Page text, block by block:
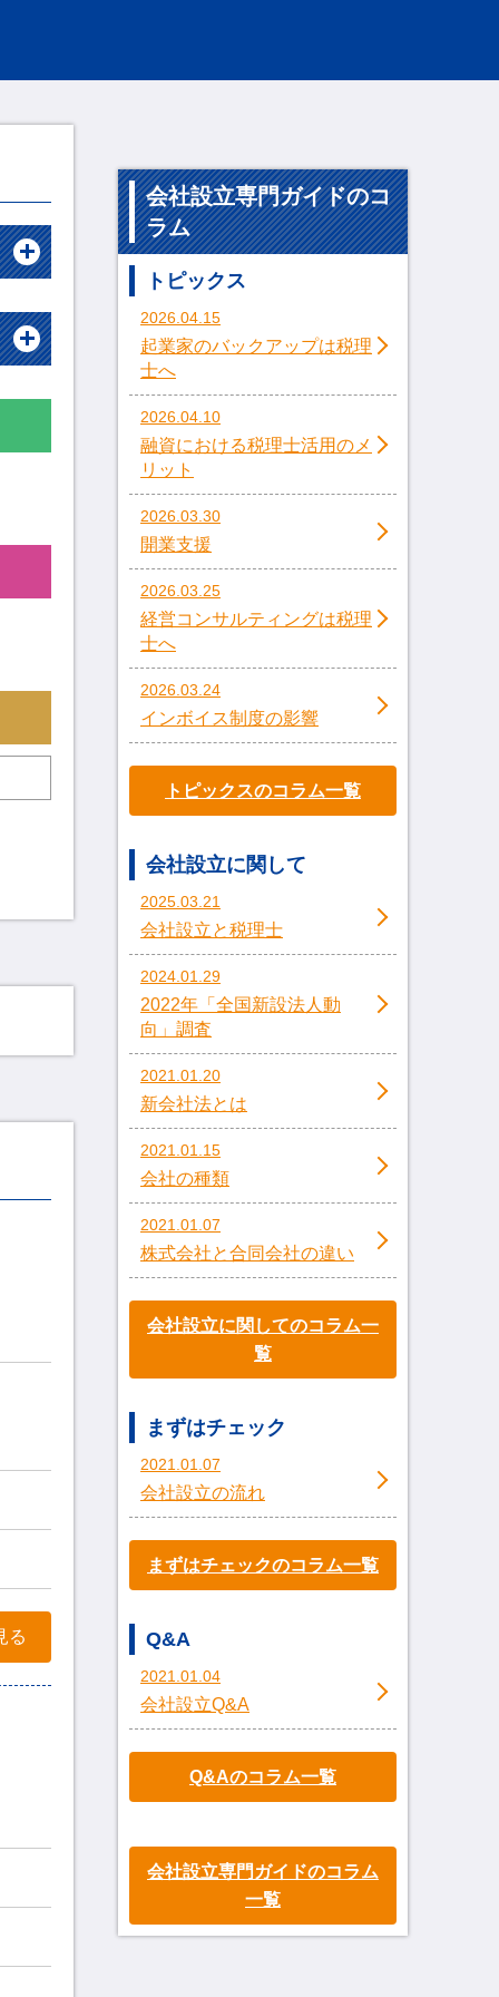
る
会社設立専門ガイドのコ
ラム
トピックス
2026.04.15
起業家のバックアップは税理
士へ
2026.04.10
融資における税理士活用のメ
リット
2026.03.30
開業支援
2026.03.25
経営コンサルティングは税理
士へ
2026.03.24
インボイス制度の影響
トピックスのコラム一覧
会社設立に関して
2025.03.21
会社設立と税理士
2024.01.29
2022年「全国新設法人動
向」調査
2021.01.20
新会社法とは
2021.01.15
会社の種類
2021.01.07
株式会社と合同会社の違い
会社設立に関してのコラム一
覧
まずはチェック
2021.01.07
会社設立の流れ
まずはチェックのコラム一覧
Q&A
2021.01.04
会社設立Q&A
Q&Aのコラム一覧
会社設立専門ガイドのコラム
一覧